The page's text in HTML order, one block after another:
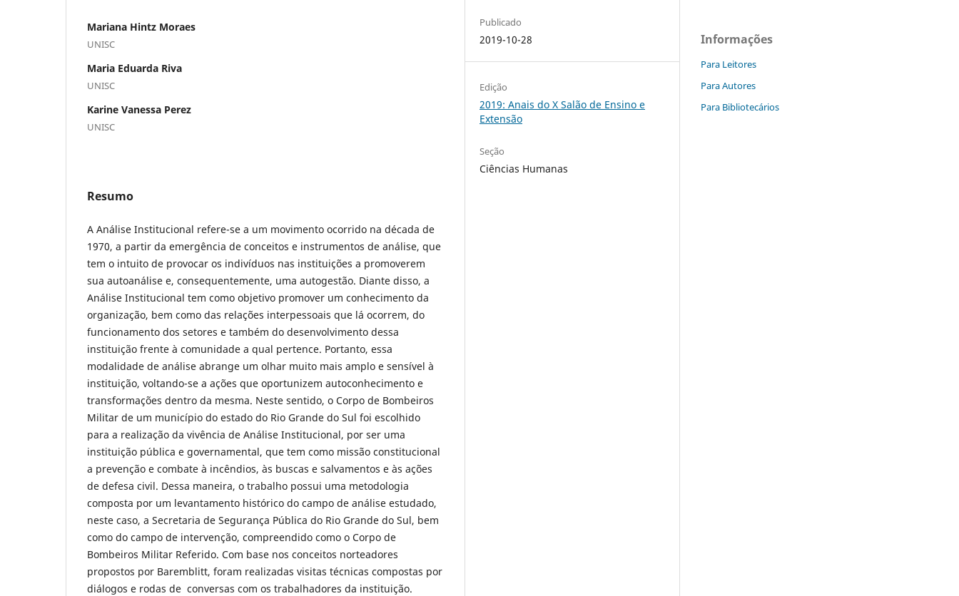
Mariana Hintz Moraes
UNISC
Maria Eduarda Riva
UNISC
Karine Vanessa Perez
UNISC
Resumo
A Análise Institucional refere-se a um movimento ocorrido na década de
1970, a partir da emergência de conceitos e instrumentos de análise, que
tem o intuito de provocar os indivíduos nas instituições a promoverem
sua autoanálise e, consequentemente, uma autogestão. Diante disso, a
Análise Institucional tem como objetivo promover um conhecimento da
organização, bem como das relações interpessoais que lá ocorrem, do
funcionamento dos setores e também do desenvolvimento dessa
instituição frente à comunidade a qual pertence. Portanto, essa
modalidade de análise abrange um olhar muito mais amplo e sensível à
instituição, voltando-se a ações que oportunizem autoconhecimento e
transformações dentro da mesma. Neste sentido, o Corpo de Bombeiros
Militar de um município do estado do Rio Grande do Sul foi escolhido
para a realização da vivência de Análise Institucional, por ser uma
instituição pública e governamental, que tem como missão constitucional
a prevenção e combate à incêndios, às buscas e salvamentos e às ações
de defesa civil. Dessa maneira, o trabalho possui uma metodologia
composta por um levantamento histórico do campo de análise estudado,
neste caso, a Secretaria de Segurança Pública do Rio Grande do Sul, bem
como do campo de intervenção, compreendido como o Corpo de
Bombeiros Militar Referido. Com base nos conceitos norteadores
propostos por Baremblitt, foram realizadas visitas técnicas compostas por
diálogos e rodas de conversas com os trabalhadores da instituição.
Publicado
2019-10-28
Edição
2019: Anais do X Salão de Ensino e
Extensão
Seção
Ciências Humanas
Informações
Para Leitores
Para Autores
Para Bibliotecários